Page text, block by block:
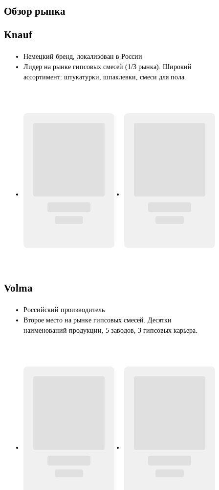
Обзор рынка
Knauf
Немецкий бренд, локализован в России
Лидер на рынке гипсовых смесей (1/3 рынка). Широкий
ассортимент: штукатурки, шпаклевки, смеси для пола.
Volma
Российский производитель
Второе место на рынке гипсовых смесей. Десятки
наименований продукции, 5 заводов, 3 гипсовых карьера.